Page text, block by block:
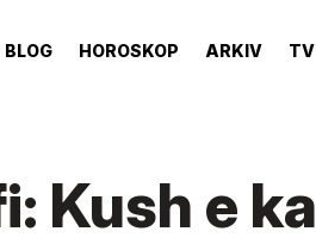
BLOG HOROSKOP ARKIV TV
Kush e ka